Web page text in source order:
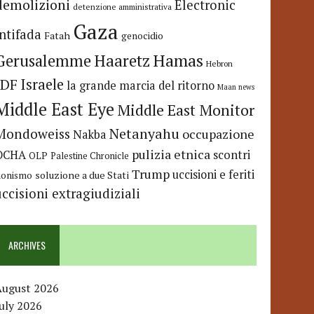
detenzione amministrativa Electronic
Fatah Gaza genocidio
HaaretzHamas Hebron
Israele la grande marcia del ritorno Maan news
East Eye Middle East Monitor
Nakba Netanyahu occupazione
OLP Palestine Chronicle pulizia etnica scontri
soluzione a due Stati Trumpuccisioni e feriti
extragiudiziali
ARCHIVES
2026
2026